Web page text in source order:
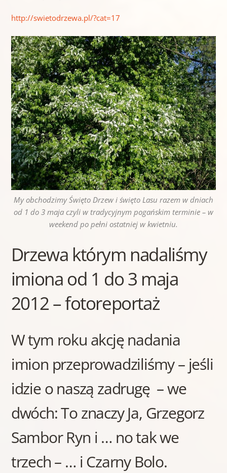
http://swietodrzewa.pl/?cat=17
My obchodzimy Święto Drzew i święto Lasu razem w dniach
od 1 do 3 maja czyli w tradycyjnym pogańskim terminie – w
weekend po pełni ostatniej w kwietniu.
Drzewa którym nadaliśmy
imiona od 1 do 3 maja
2012 – fotoreportaż
W tym roku akcję nadania
imion przeprowadziliśmy – jeśli
idzie o naszą zadrugę – we
dwóch: To znaczy Ja, Grzegorz
Sambor Ryn i … no tak we
trzech – … i Czarny Bolo.